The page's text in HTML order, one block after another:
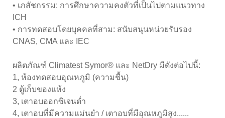
• เภสัชกรรม: การศึกษาความคงตัวที่เป็นไปตามแนวทาง
ICH
• การทดสอบโดยบุคคลที่สาม: สนับสนุนหน่วยรับรอง
CNAS, CMA และ IEC
ผลิตภัณฑ์ Climatest Symor® และ NetDry มีดังต่อไปนี้:
1, ห้องทดสอบอุณหภูมิ (ความชื้น)
2 ตู้เก็บของแห้ง
3, เตาอบออกซิเจนต่ำ
4, เตาอบที่มีความแม่นยำ / เตาอบที่มีอุณหภูมิสูง......